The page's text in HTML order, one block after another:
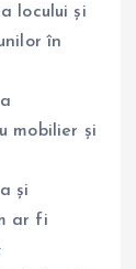
locului și
în
mobilier și
și
ar fi